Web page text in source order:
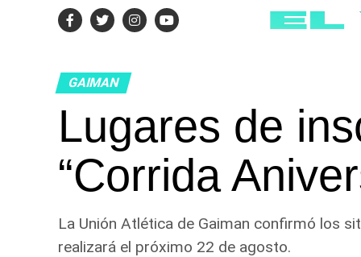
GAIMAN
Lugares de
“Corrida
La Unión Atlética de Gaiman confirmó los
realizará el próximo 22 de agosto.